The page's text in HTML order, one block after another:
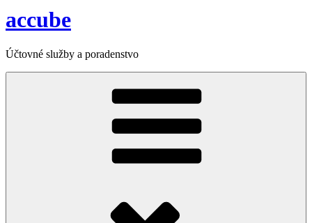
accube
Účtovné služby a poradenstvo